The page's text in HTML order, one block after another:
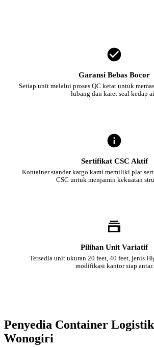
Garansi Bebas Bocor
Setiap unit melalui proses QC ketat untuk
lubang dan karet seal kedap
Sertifikat CSC Aktif
Kontainer standar kargo kami memiliki plat
CSC untuk menjamin kekuatan
Pilihan Unit Variatif
Tersedia unit ukuran 20 feet, 40 feet, jenis
modifikasi kantor siap antar.
Penyedia Container
Wonogiri